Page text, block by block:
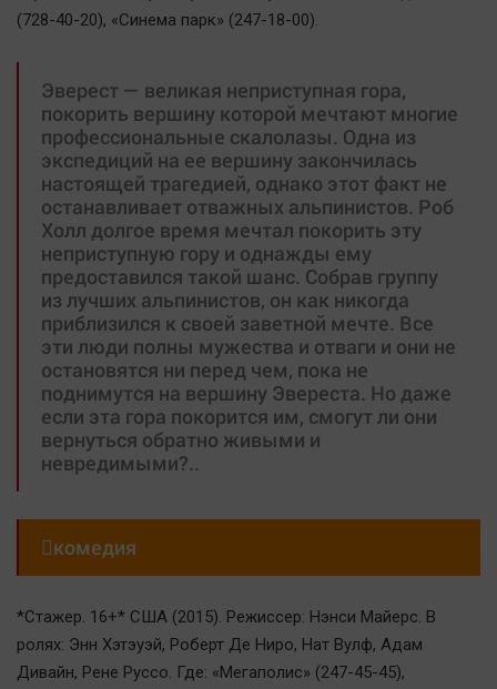
(728-40-20), «Синема парк» (247-18-00).
Эверест — великая неприступная гора,
покорить вершину которой мечтают многие
профессиональные скалолазы. Одна из
экспедиций на ее вершину закончилась
настоящей трагедией, однако этот факт не
останавливает отважных альпинистов. Роб
Холл долгое время мечтал покорить эту
неприступную гору и однажды ему
предоставился такой шанс. Собрав группу
из лучших альпинистов, он как никогда
приблизился к своей заветной мечте. Все
эти люди полны мужества и отваги и они не
остановятся ни перед чем, пока не
поднимутся на вершину Эвереста. Но даже
если эта гора покорится им, смогут ли они
вернуться обратно живыми и
невредимыми?..
комедия
*Стажер. 16+* США (2015). Режиссер: Нэнси Майерс. В
ролях: Энн Хэтэуэй, Роберт Де Ниро, Нат Вулф, Адам
Дивайн, Рене Руссо. Где: «Мегаполис» (247-45-45),